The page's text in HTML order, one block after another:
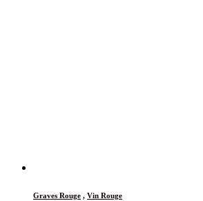
Graves Rouge , Vin Rouge